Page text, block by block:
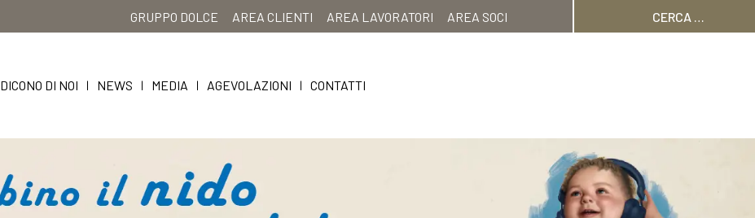
GRUPPO DOLCE AREA CLIENTI AREA LAVORATORI AREA SOCI
DICONO DI NOI | NEWS | MEDIA | AGEVOLAZIONI | CONTATTI